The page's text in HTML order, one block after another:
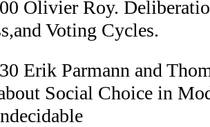
Olivier Roy.
Voting Cycles.
Erik Parmann and
Social Choice in